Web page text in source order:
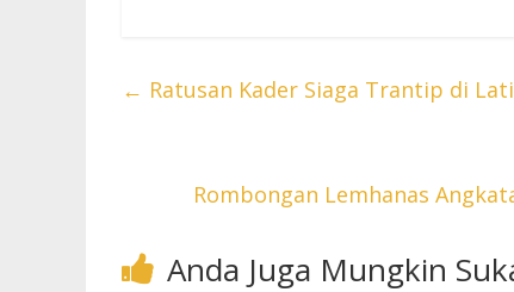
← Ratusan Kader Siaga Trantip di
Rombongan Lemhanas
Anda Juga Mungkin